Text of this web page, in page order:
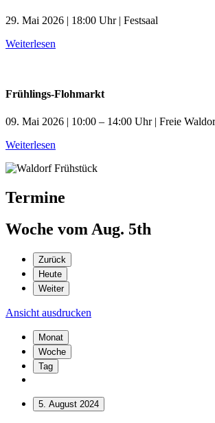
29. Mai 2026 | 18:00 Uhr | Festsaal
Weiterlesen
Frühlings-Flohmarkt
09. Mai 2026 | 10:00 – 14:00 Uhr | Freie
Weiterlesen
Termine
Woche vom Aug. 5th
Zurück
Heute
Weiter
Ansicht ausdrucken
Monat
Woche
Tag
5. August 2024